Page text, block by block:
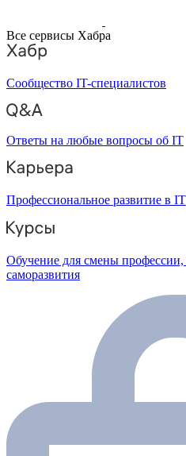
Все сервисы Хабра
Сообщество IT-специалистов
Ответы на любые вопросы об IT
Профессиональное развитие в IT
Обучение для смены профессии,
саморазвития